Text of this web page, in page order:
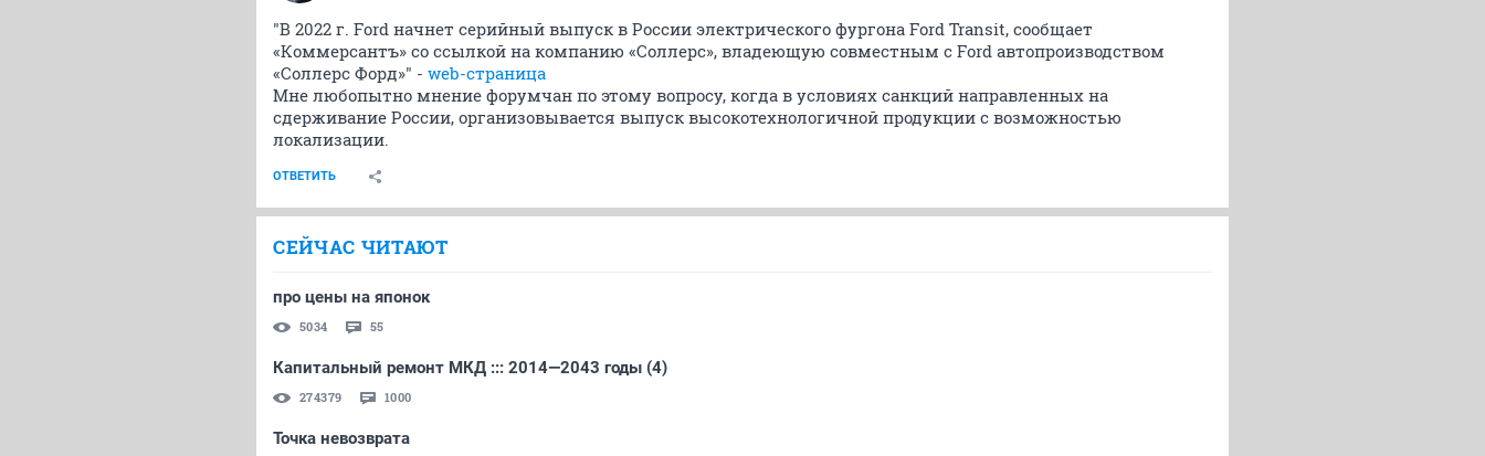
"В 2022 г. Ford начнет серийный выпуск в России электрического фургона Ford Transit, сообщает
«Коммерсантъ» со ссылкой на компанию «Соллерс», владеющую совместным с Ford автопроизводством
«Соллерс Форд»" - web-страница
Мне любопытно мнение форумчан по этому вопросу, когда в условиях санкций направленных на
сдерживание России, организовывается выпуск высокотехнологичной продукции с возможностью
локализации.
ОТВЕТИТЬ
СЕЙЧАС ЧИТАЮТ
про цены на японок
5034 55
Капитальный ремонт МКД ::: 2014—2043 годы (4)
274379 1000
Точка невозврата